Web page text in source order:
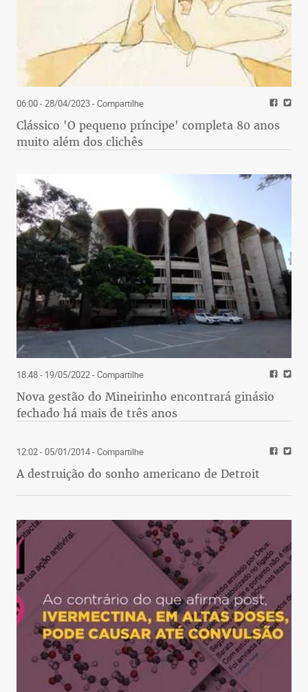
06:00 - 28/04/2023- Compartilhe
Clássico 'O pequeno príncipe' completa 80 anos
muito além dos clichês
18:48 - 19/05/2022- Compartilhe
Nova gestão do Mineirinho encontrará ginásio
fechado há mais de três anos
12:02 - 05/01/2014- Compartilhe
A destruição do sonho americano de Detroit